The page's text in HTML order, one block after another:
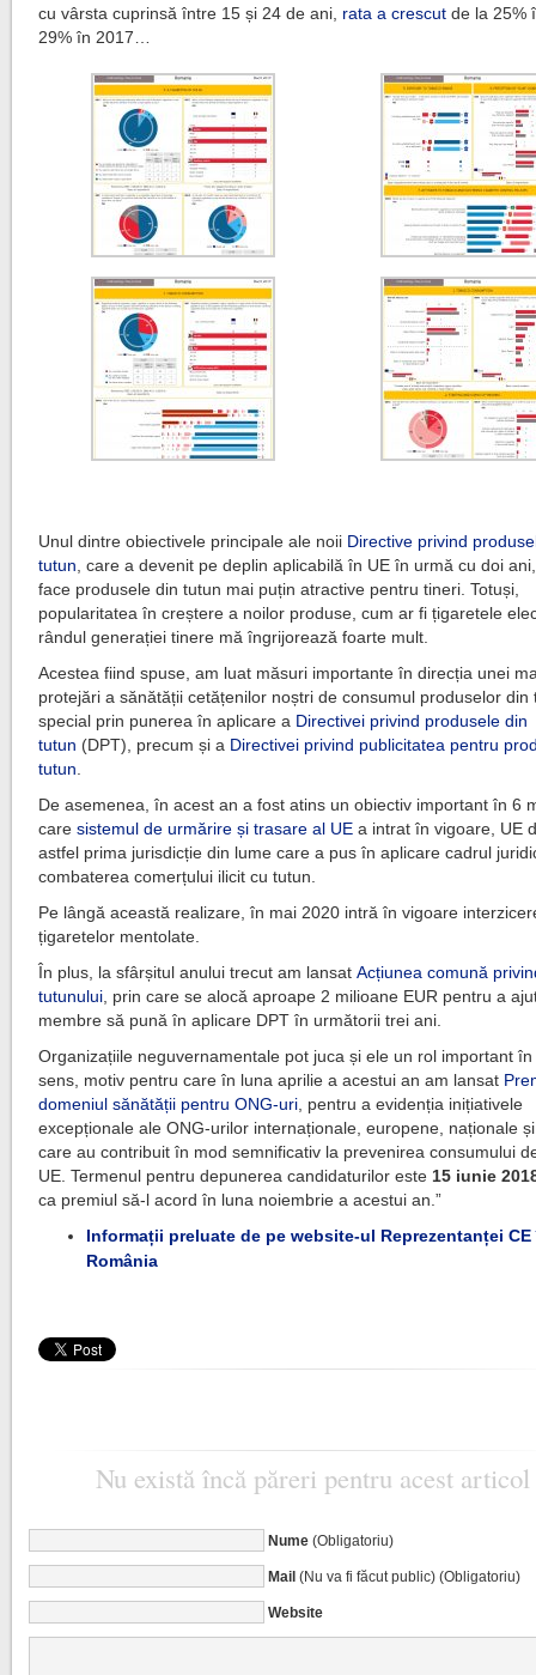
cu vârsta cuprinsă între 15 și 24 de ani, rata a crescut de la 25%
29% în 2017…
Unul dintre obiectivele principale ale noii Directive privind
tutun , care a devenit pe deplin aplicabilă în UE în urmă cu doi
face produsele din tutun mai puțin atractive pentru tineri. Totuși,
popularitatea în creștere a noilor produse, cum ar fi țigaretele
rândul generației tinere mă îngrijorează foarte mult.
Acestea fiind spuse, am luat măsuri importante în direcția unei
protejări a sănătății cetățenilor noștri de consumul produselor din
special prin punerea în aplicare a Directivei privind produsele din
tutun (DPT), precum și a Directivei privind publicitatea pentru
tutun
De asemenea, în acest an a fost atins un obiectiv important în 6
caresistemul de urmărire și trasare al UE a intrat în vigoare, UE
astfel prima jurisdicție din lume care a pus în aplicare cadrul
combaterea comerțului ilicit cu tutun.
Pe lângă această realizare, în mai 2020 intră în vigoare
țigaretelor mentolate.
În plus, la sfârșitul anului trecut am lansatAcțiunea comună
tutunului , prin care se alocă aproape 2 milioane EUR pentru a
membre să pună în aplicare DPT în următorii trei ani.
Organizațiile neguvernamentale pot juca și ele un rol important
sens, motiv pentru care în luna aprilie a acestui an am lansat
domeniul sănătății pentru ONG-uri , pentru a evidenția inițiativele
excepționale ale ONG-urilor internaționale, europene, naționale
care au contribuit în mod semnificativ la prevenirea consumului
UE. Termenul pentru depunerea candidaturilor este 15 iunie
ca premiul să-l acord în luna noiembrie a acestui an.”
Informații preluate de pe website-ul Reprezentanței CE
România
Nu există încă păreri pentru acest articol
Nume(Obligatoriu)
Mail(Nu va fi făcut public) (Obligatoriu)
Website